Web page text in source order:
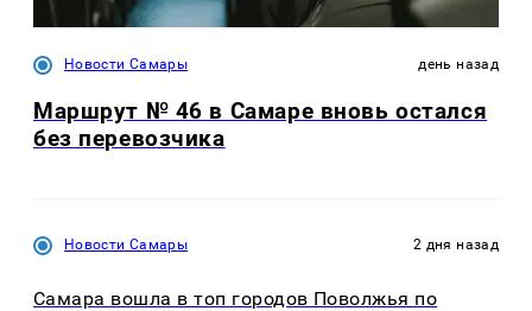
Новости Самары день назад
Маршрут № 46 в Самаре вновь остался
без перевозчика
Новости Самары 2 дня назад
Самара вошла в топ городов Поволжья по